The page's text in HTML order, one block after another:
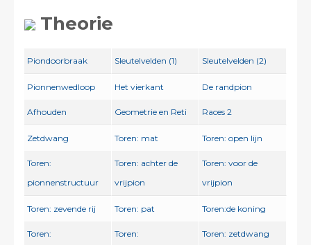
Theorie
Piondoorbraak Sleutelvelden (1) Sleutelvelden (2)
Pionnenwedloop Het vierkant De randpion
Afhouden Geometrie en Reti Races 2
Zetdwang Toren: mat Toren: open lijn
Toren:
pionnenstructuur
Toren: achter de
vrijpion
Toren: voor de
vrijpion
Toren: zevende rij Toren: pat Toren:de koning
Toren:
Toren:
Toren: zetdwang